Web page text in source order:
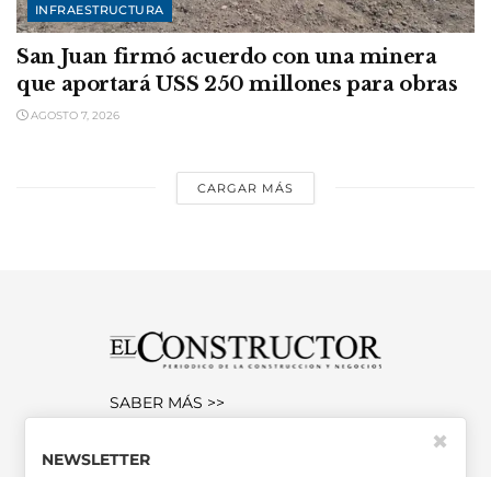
INFRAESTRUCTURA
San Juan firmó acuerdo con una minera
que aportará USS 250 millones para obras
AGOSTO 7, 2026
CARGAR MÁS
SABER MÁS >>
NEWSLETTER
✖